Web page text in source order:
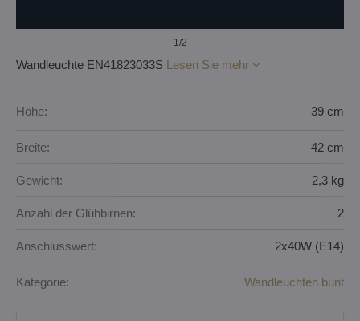
1/2
Wandleuchte EN41823033S Lesen Sie mehr
Höhe: 39 cm
Breite: 42 cm
Gewicht: 2,3 kg
Anzahl der Glühbirnen: 2
Anschlusswert: 2x40W (E14)
Kategorie: Wandleuchten bunt